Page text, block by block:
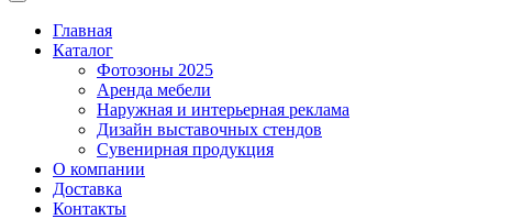
Главная
Каталог
Фотозоны 2025
Аренда мебели
Наружная и интерьерная реклама
Дизайн выставочных стендов
Сувенирная продукция
О компании
Доставка
Контакты